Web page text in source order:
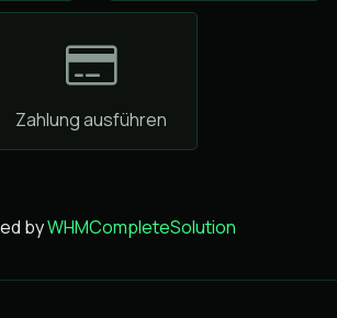
Zahlung ausführen
byWHMCompleteSolution